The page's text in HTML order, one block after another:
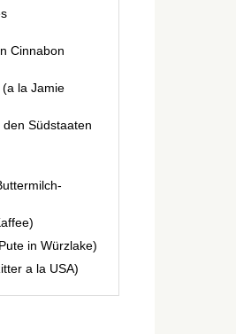
Cinnabon
la Jamie
Südstaaten
in Würzlake)
a la USA)